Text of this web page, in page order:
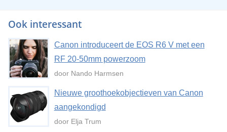
Ook interessant
Canon introduceert de EOS R6 V met een
RF 20-50mm powerzoom
door Nando Harmsen
Nieuwe groothoekobjectieven van Canon
aangekondigd
door Elja Trum